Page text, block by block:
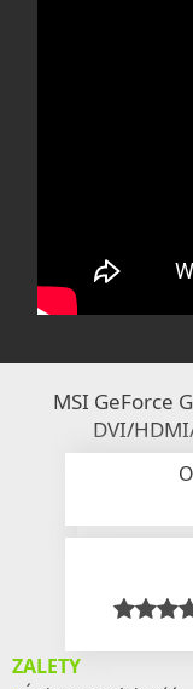
MSI GeForce
DVI/
ZALETY